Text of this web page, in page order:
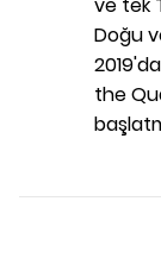
Doğu
the